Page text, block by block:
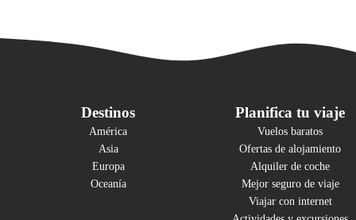
Destinos
América
Asia
Europa
Oceanía
Planifica tu viaje
Vuelos baratos
Ofertas de alojamiento
Alquiler de coche
Mejor seguro de viaje
Viajar con internet